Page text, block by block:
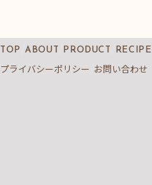
TOP ABOUT PRODUCT RECIPE
プライバシーポリシー お問い合わせ